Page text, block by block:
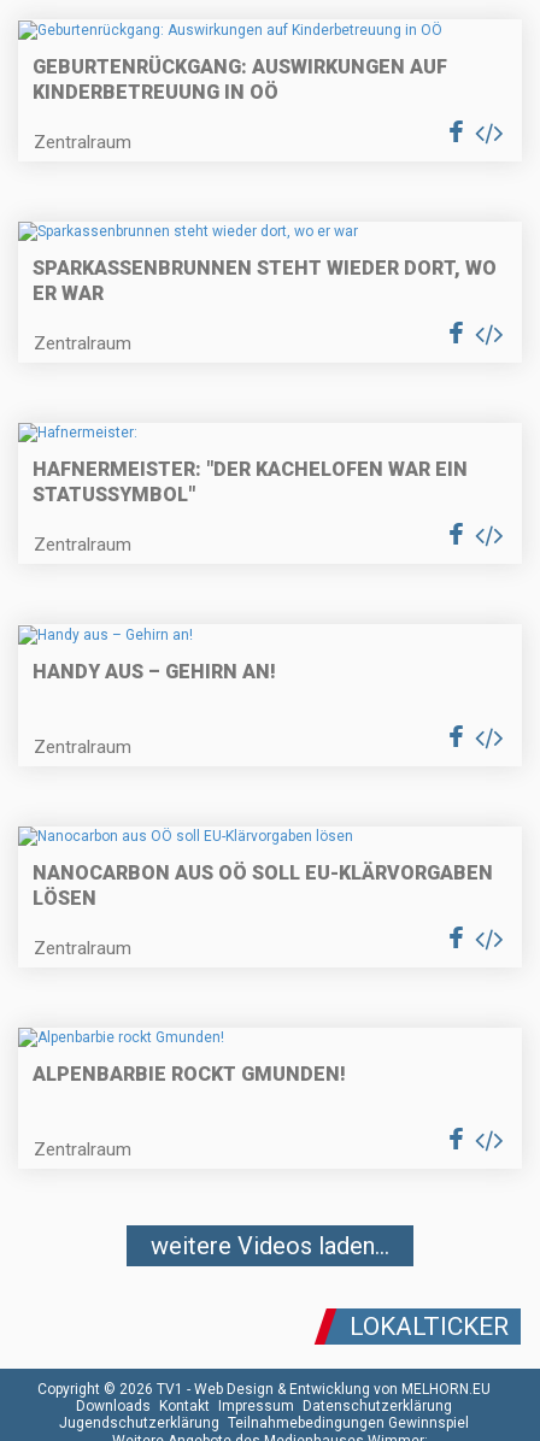
GEBURTENRÜCKGANG: AUSWIRKUNGEN AUF
KINDERBETREUUNG IN OÖ
Zentralraum
SPARKASSENBRUNNEN STEHT WIEDER DORT, WO
ER WAR
Zentralraum
HAFNERMEISTER: "DER KACHELOFEN WAR EIN
STATUSSYMBOL"
Zentralraum
HANDY AUS – GEHIRN AN!
Zentralraum
NANOCARBON AUS OÖ SOLL EU-KLÄRVORGABEN
LÖSEN
Zentralraum
ALPENBARBIE ROCKT GMUNDEN!
Zentralraum
weitere Videos laden...
LOKALTICKER
Copyright © 2026 TV1 - Web Design & Entwicklung von MELHORN.EU
Downloads
Kontakt Impressum
Datenschutzerklärung
Jugendschutzerklärung Teilnahmebedingungen Gewinnspiel